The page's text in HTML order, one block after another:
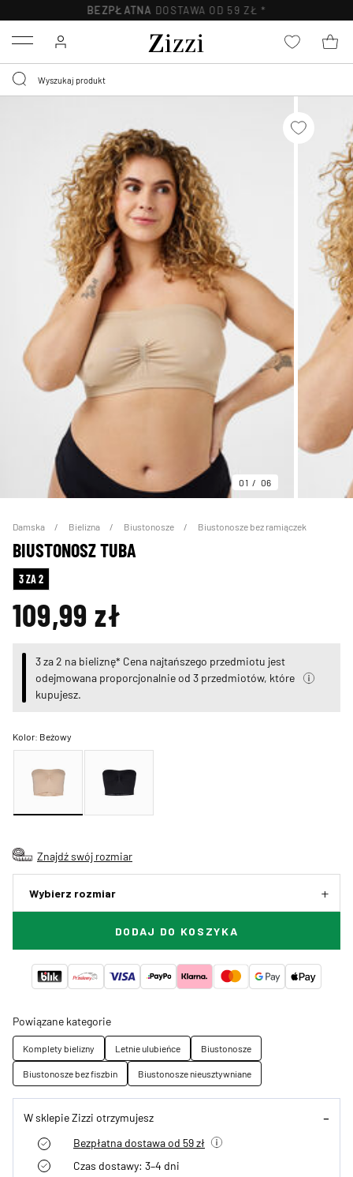
BEZPŁATNA DOSTAWA OD 59 ZŁ *
Menu
01 06
Damska Bielizna Biustonosze Biustonosze bez ramiączek
BIUSTONOSZ TUBA
3 ZA 2
109,99 zł
3 za 2 na bieliznę* Cena najtańszego przedmiotu jest
odejmowana proporcjonalnie od 3 przedmiotów, które
kupujesz.
Kolor: Beżowy
Znajdź swój rozmiar
Wybierz rozmiar
DODAJ DO KOSZYKA
Powiązane kategorie
Komplety bielizny Letnie ulubieńce
Biustonosze
Biustonosze bez fiszbin
Biustonosze nieusztywniane
W sklepie Zizzi otrzymujesz
Bezpłatna dostawa od 59 zł
Czas dostawy: 3–4 dni